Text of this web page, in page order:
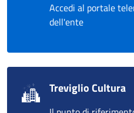
Accedi al portale
dell'ente
Treviglio Cultura